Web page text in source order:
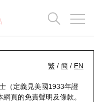
繁 / 簡 / EN
（定義見美國1933年證
網頁的免責聲明及條款。